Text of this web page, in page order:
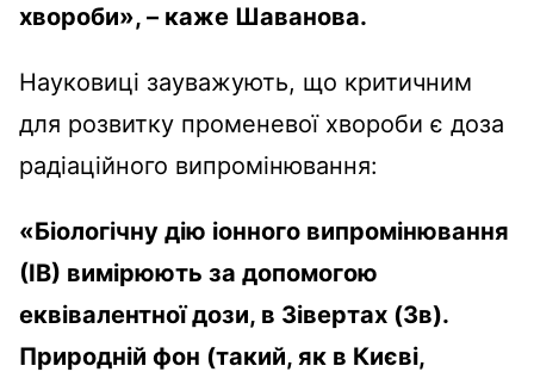
хвороби», – каже Шаванова.
Науковиці зауважують, що критичним
для розвитку променевої хвороби є доза
радіаційного випромінювання:
«Біологічну дію іонного випромінювання
(ІВ) вимірюють за допомогою
еквівалентної дози, в Зівертах (Зв).
Природній фон (такий, як в Києві,